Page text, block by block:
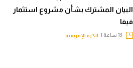
البيان المشترك بشأن مشروع استثمار
فيفا
الكرة الإفريقية